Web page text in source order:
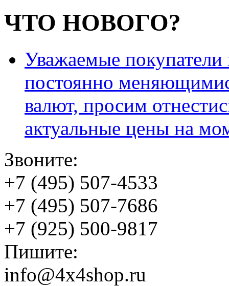
ЧТО НОВОГО?
Уважаемые
постоянно
валют, просим
актуальные цены на
Звоните:
+7 (495) 507-4533
+7 (495) 507-7686
+7 (925) 500-9817
Пишите:
info@4x4shop.ru